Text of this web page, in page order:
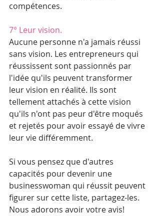
compétences.
7° Leur vision.
Aucune personne n'a jamais réussi
sans vision. Les entrepreneurs qui
réussissent sont passionnés par
l'idée qu'ils peuvent transformer
leur vision en réalité. Ils sont
tellement attachés à cette vision
qu'ils n'ont pas peur d'être moqués
et rejetés pour avoir essayé de vivre
leur vie différemment.
Si vous pensez que d'autres
capacités pour devenir une
businesswoman qui réussit peuvent
figurer sur cette liste, partagez-les.
Nous adorons avoir votre avis!